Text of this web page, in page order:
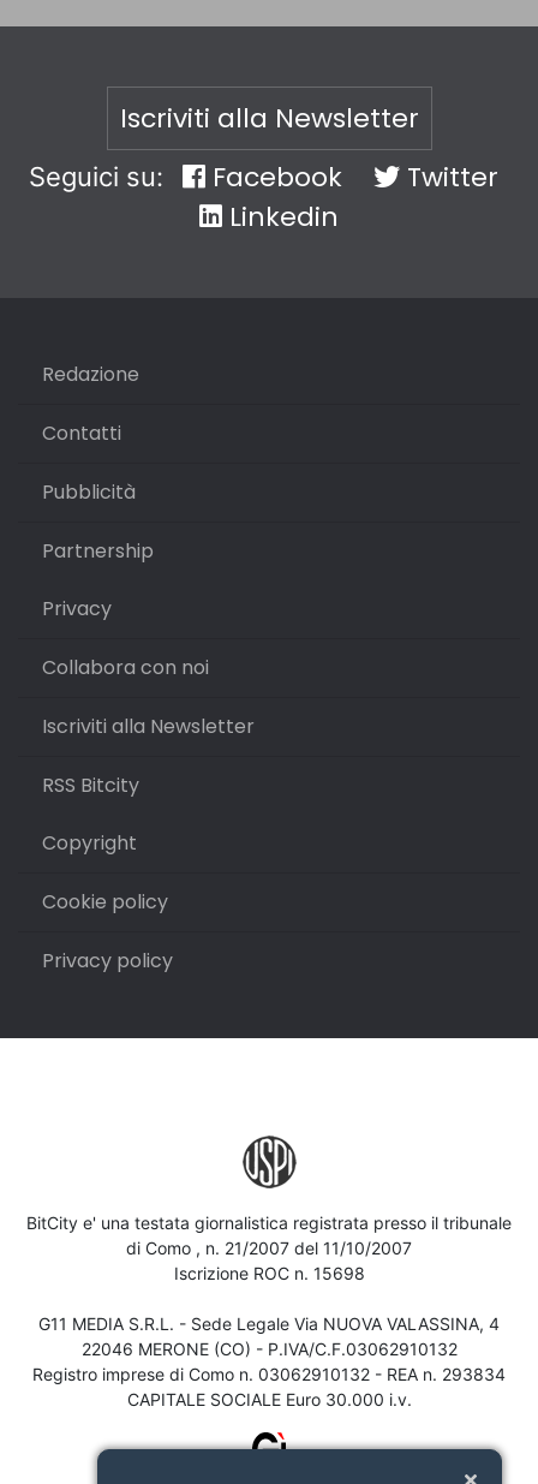
Iscriviti alla Newsletter
Seguici su: Facebook
Twitter
Linkedin
Redazione
Contatti
Pubblicità
Partnership
Privacy
Collabora con noi
Iscriviti alla Newsletter
RSS Bitcity
Copyright
Cookie policy
Privacy policy
BitCity e' una testata giornalistica registrata presso il tribunale
di Como , n. 21/2007 del 11/10/2007
Iscrizione ROC n. 15698
G11 MEDIA S.R.L. - Sede Legale Via NUOVA VALASSINA, 4
22046 MERONE (CO) - P.IVA/C.F.03062910132
Registro imprese di Como n. 03062910132 - REA n. 293834
CAPITALE SOCIALE Euro 30.000 i.v.